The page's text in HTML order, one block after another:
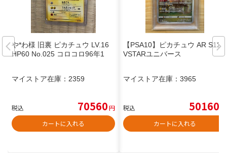
や*わ様 旧裏 ピカチュウ LV.16
HP60 No.025 コロコロ96年1
マイストア在庫： 2359
税込 70560円
カートに入れる
【PSA10】ピカチュウ AR S12a
VSTARユニバース
マイストア在庫： 3965
税込 50160
カートに入れる